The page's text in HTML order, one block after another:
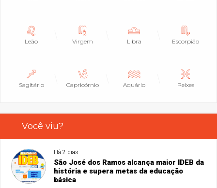
Leão Virgem Libra Escorpião
Sagitário Capricórnio Aquário Peixes
Você viu?
Há 2 dias
São José dos Ramos alcança maior IDEB da
história e supera metas da educação
básica